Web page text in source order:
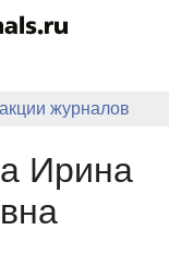
содержанию
НОВОСТИ
ПОДАТЬ РУКОПИСЬ
КЛЮЧЕВЫЕ СЛОВА
журналов
Ирина